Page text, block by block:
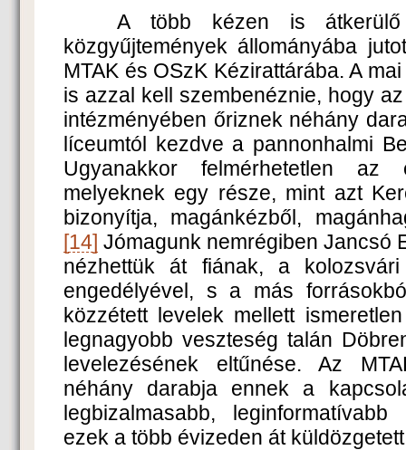
A több kézen is átkerülő
közgyűjtemények állományába
MTAK és OSzK Kézirattárába. A
is azzal kell szembenéznie, hogy
intézményében őriznek néhány
líceumtól kezdve a pannonhalmi
Ugyanakkor felmérhetetlen az
melyeknek egy része, mint azt
bizonyítja, magánkézből,
[14] Jómagunk nemrégiben Jancsó
nézhettük át fiának, a
engedélyével, s a más
közzétett levelek mellett
legnagyobb veszteség talán
levelezésének eltűnése. Az
néhány darabja ennek a
legbizalmasabb,
ezek a több évizeden át